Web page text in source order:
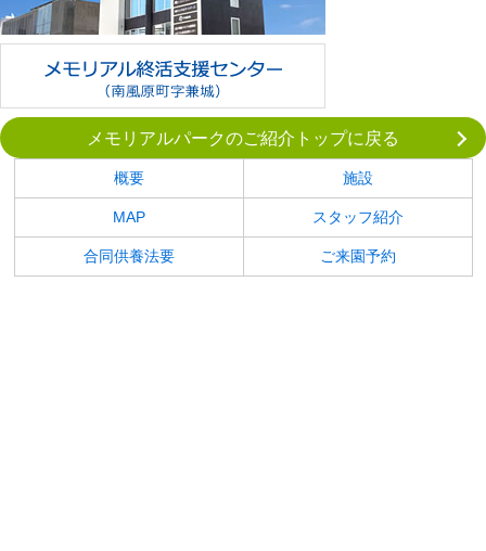
メモリアルパークのご紹介トップに戻る
概要 施設
MAP スタッフ紹介
合同供養法要 ご来園予約